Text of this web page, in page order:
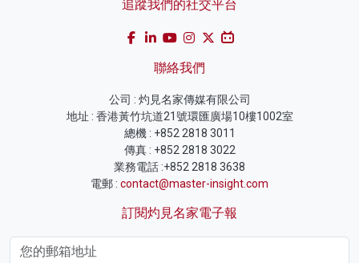
追蹤我們的社交平台
聯絡我們
公司 : 灼見名家傳媒有限公司
地址 : 香港黃竹坑道21號環匯廣場10樓1002室
總機 : +852 2818 3011
傳真 : +852 2818 3022
業務電話 :+852 2818 3638
電郵 : contact@master-insight.com
訂閱灼見名家電子報